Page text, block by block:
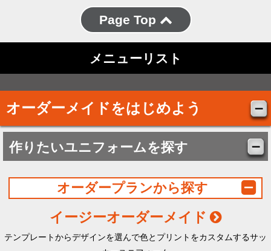
Page Top
メニューリスト
オーダーメイドをはじめよう
作りたいユニフォームを探す
オーダープランから探す
イージーオーダーメイド
テンプレートからデザインを選んで色とプリントをカスタムするサッ